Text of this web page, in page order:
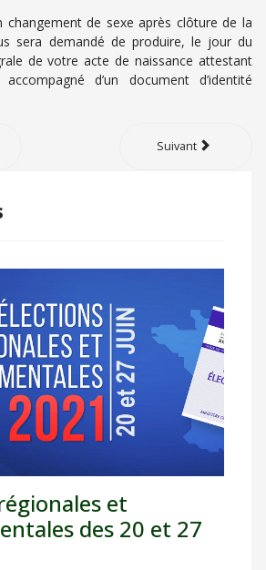
changement de sexe après clôture de la
sera demandé de produire, le jour du
de votre acte de naissance attestant
d’un document d’identité
Suivant
et
des 20 et 27